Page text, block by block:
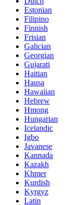
Estonian
Filipino
Finnish
Frisian
Galician
Georgian
Gujarati
Haitian
Hausa
Hawaiian
Hebrew
Hmong
Hungarian
Icelandic
Igbo
Javanese
Kannada
Kazakh
Khmer
Kurdish
Kyrgyz
Latin